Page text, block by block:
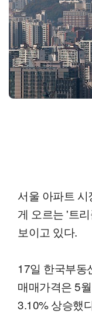
서울 아파트 시
게 오르는 '트
보이고 있다.
17일 한국부동
매매가격은 5
3.10% 상승했